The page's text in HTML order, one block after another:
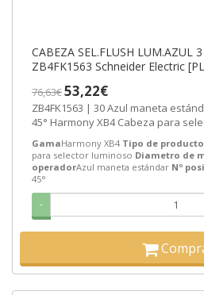
CABEZA SEL.FLUSH LUM.AZUL
ZB4FK1563 Schneider Electric
76,63€53,22€
ZB4FK1563 | 30 Azul maneta
45° Harmony XB4 Cabeza para
GamaHarmony XB4 Tipo de
para selector luminoso Diametro de
operadorAzul maneta estándar Nº
45°
-